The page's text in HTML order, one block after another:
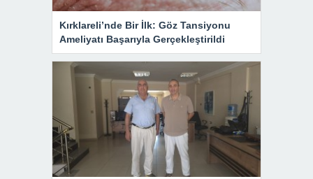
Kırklareli’nde Bir İlk: Göz Tansiyonu
Ameliyatı Başarıyla Gerçekleştirildi